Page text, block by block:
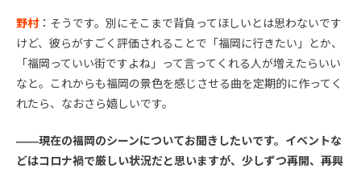
野村：そうです。別にそこまで背負ってほしいとは思わないです
けど、彼らがすごく評価されることで「福岡に行きたい」とか、
「福岡っていい街ですよね」って言ってくれる人が増えたらいい
なと。これからも福岡の景色を感じさせる曲を定期的に作ってく
れたら、なおさら嬉しいです。
――現在の福岡のシーンについてお聞きしたいです。イベントな
どはコロナ禍で厳しい状況だと思いますが、少しずつ再開、再興